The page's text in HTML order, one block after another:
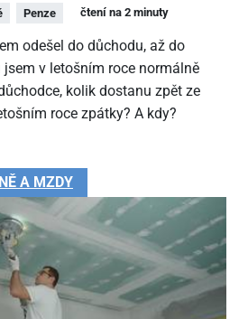
Penze čtení na 2 minuty
odešel do důchodu, až do
v letošním roce normálně
kolik dostanu zpět ze
roce zpátky? A kdy?
A MZDY